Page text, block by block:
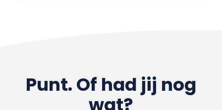
Punt. Of had jij nog
wat?